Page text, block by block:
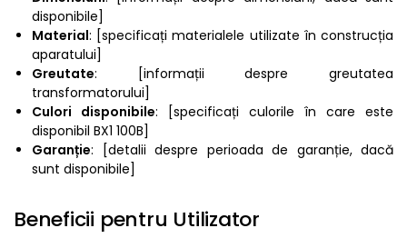
disponibile]
Material: [specificați materialele utilizate în construcția
aparatului]
Greutate: [informații despre greutatea
transformatorului]
Culori disponibile: [specificați culorile în care este
disponibil BX1 100B]
Garanție: [detalii despre perioada de garanție, dacă
sunt disponibile]
Beneficii pentru Utilizator